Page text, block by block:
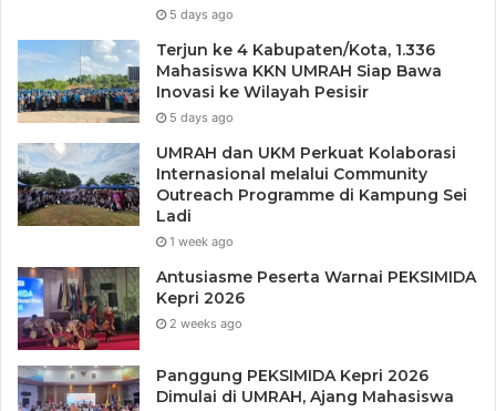
5 days ago
Terjun ke 4 Kabupaten/Kota, 1.336
Mahasiswa KKN UMRAH Siap Bawa
Inovasi ke Wilayah Pesisir
5 days ago
UMRAH dan UKM Perkuat Kolaborasi
Internasional melalui Community
Outreach Programme di Kampung Sei
Ladi
1 week ago
Antusiasme Peserta Warnai PEKSIMIDA
Kepri 2026
2 weeks ago
Panggung PEKSIMIDA Kepri 2026
Dimulai di UMRAH, Ajang Mahasiswa